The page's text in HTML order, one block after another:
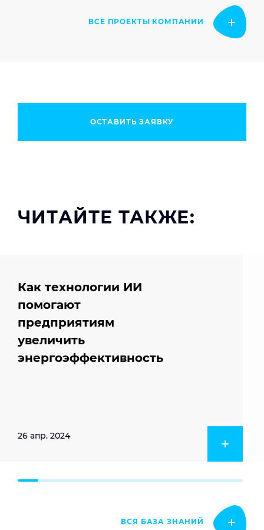
ВСЕ ПРОЕКТЫ КОМПАНИИ
ОСТАВИТЬ ЗАЯВКУ
ЧИТАЙТЕ ТАКЖЕ:
Как технологии ИИ
помогают
предприятиям
увеличить
энергоэффективность
26 апр. 2024
ВСЯ БАЗА ЗНАНИЙ